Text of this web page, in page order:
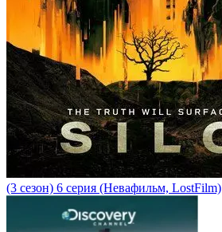
(3 сезон) 6 серия (Невафильм, LostFilm)